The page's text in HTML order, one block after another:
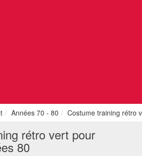
Années 70 - 80 Costume training rétro
rétro vert pour
80